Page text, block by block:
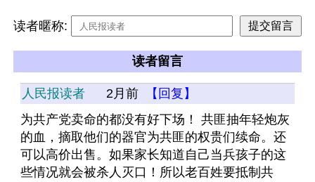
读者暱称:
读者留言
人民报读者 2月前
【回复】
为共产党卖命的都没有好下场！ 共匪抽年轻炮灰
的血，摘取他们的器官为共匪的权贵们续命。还
可以高价出售。如果家长知道自己当兵孩子的这
些情况就会被杀人灭口！所以老百姓要抵制共